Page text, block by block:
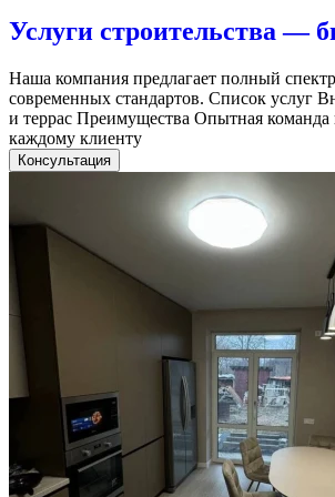
Услуги строительства —
Наша компания предлагает полный
современных стандартов. Список услуг
и террас Преимущества Опытная команда
каждому клиенту
Консультация